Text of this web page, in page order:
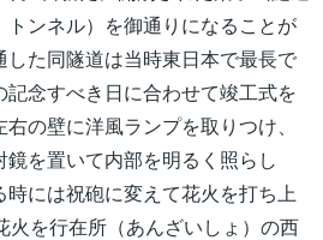
トンネル）を御通りになることが
した同隧道は当時東日本で最長で
記念すべき日に合わせて竣工式を
の壁に洋風ランプを取りつけ、
を置いて内部を明るく照らし
には祝砲に変えて花火を打ち上
火を行在所（あんざいしょ）の西